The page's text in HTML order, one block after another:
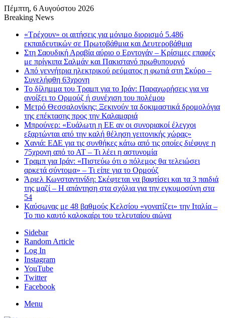
Πέμπτη, 6 Αυγούστου 2026
Breaking News
«Τρέχουν» οι αιτήσεις για μόνιμο διορισμό 5.486
εκπαιδευτικών σε Πρωτοβάθμια και Δευτεροβάθμια
Στη Σαουδική Αραβία αύριο ο Ερντογάν – Κρίσιμες επαφές
με πρίγκιπα Σαλμάν και Πακιστανό πρωθυπουργό
Από γεννήτρια ηλεκτρικού ρεύματος η φωτιά στη Σκύρο –
Συνελήφθη 63χρονη
Το δίλημμα του Τραμπ για το Ιράν: Παραχωρήσεις για να
ανοίξει το Ορμούζ ή συνέχιση του πολέμου
Μετρό Θεσσαλονίκης: Ξεκινούν τα δοκιμαστικά δρομολόγια
της επέκτασης προς την Καλαμαριά
Μπρούνερ: «Ευάλωτη η ΕΕ αν οι συνοριακοί έλεγχοι
εξαρτώνται από την καλή θέληση γειτονικής χώρας»
Χανιά: ΕΔΕ για τις συνθήκες κάτω από τις οποίες διέφυγε η
75χρονη από το ΑΤ – Τι λέει η αστυνομία
Τραμπ για Ιράν: «Πιστεύω ότι ο πόλεμος θα τελειώσει
αρκετά σύντομα» – Τι είπε για το Ορμούζ
Άριελ Κωνσταντινίδη: Σκέφτεται να βαφτίσει και τα 3 παιδιά
της μαζί – Η απάντηση στα σχόλια για την εγκυμοσύνη στα
54
Καύσωνας με 48 βαθμούς Κελσίου «γονατίζει» την Ιταλία –
Το πιο καυτό καλοκαίρι του τελευταίου αιώνα
Sidebar
Random Article
Log In
Instagram
YouTube
Twitter
Facebook
Menu